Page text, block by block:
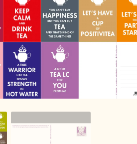
marque personnelle Impressum
precios actualizada.Liste de prix
Multilingualism Multilinguisme
visión del téOnline shop Onlineshop
Pagos y descuentosPaiement et